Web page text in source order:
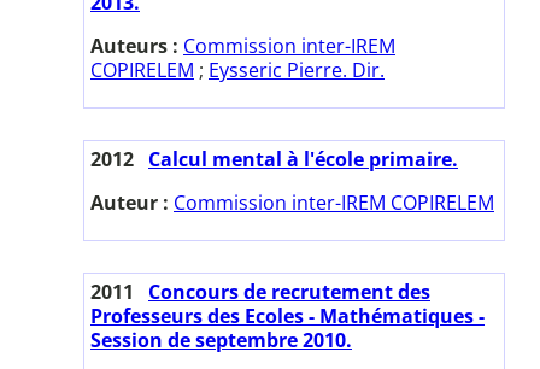
Auteurs : Commission inter-IREM
COPIRELEM ; Eysseric Pierre. Dir.
2012 Calcul mental à l'école primaire.
Auteur : Commission inter-IREM COPIRELEM
2011
Concours de recrutement des
Professeurs des Ecoles - Mathématiques -
Session de septembre 2010.